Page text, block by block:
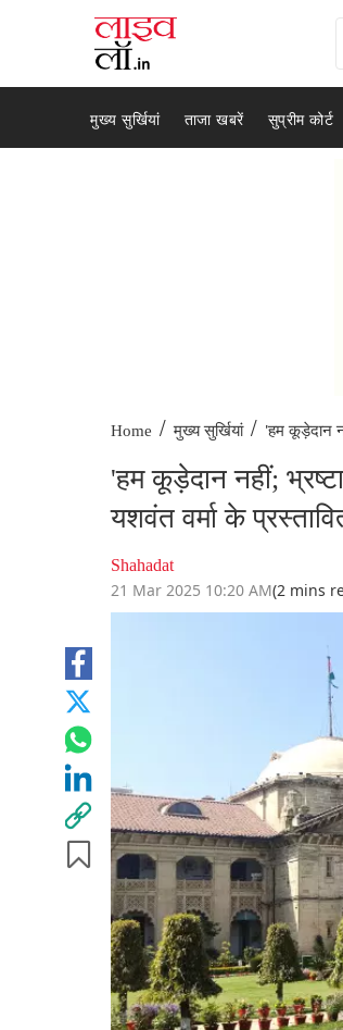
मुख्य सुर्खियां ताजा खबरें सुप्रीम कोर्ट
Home / मुख्य सुर्खियां / 'हम कूड़ेदान
'हम कूड़ेदान नहीं;
यशवंत वर्मा के
Shahadat
21 Mar 2025 10:20 AM(2 mins